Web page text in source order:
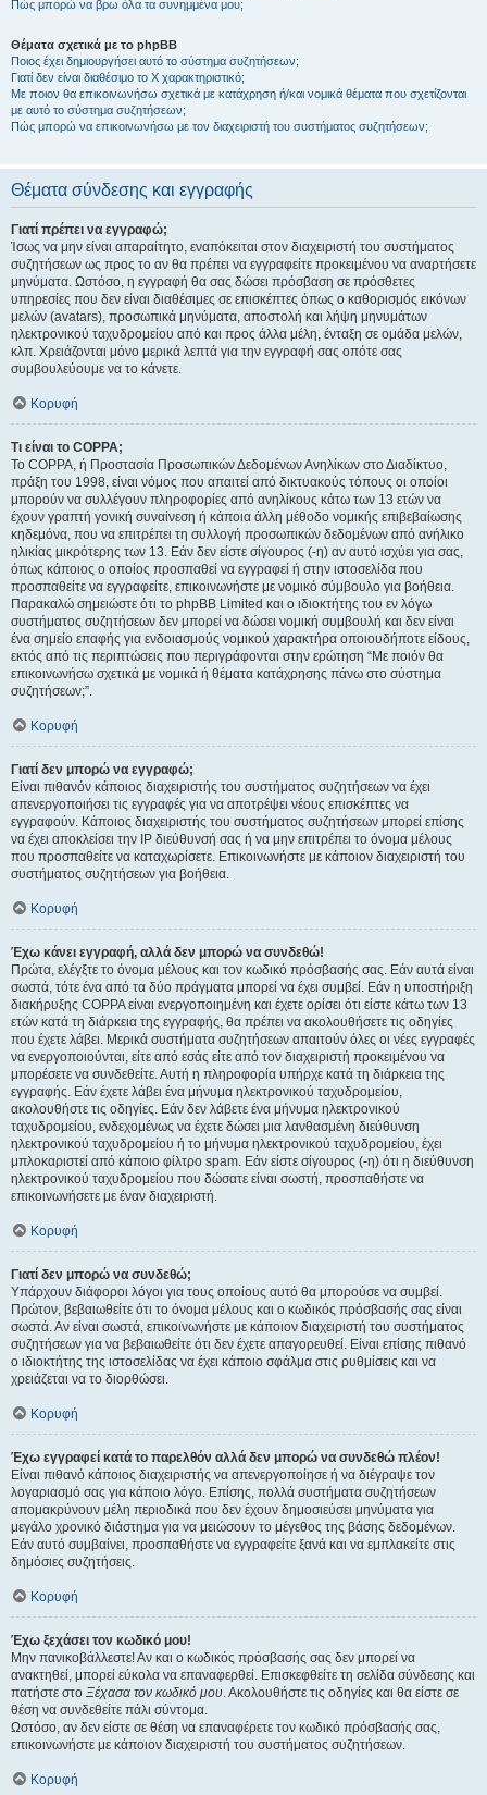
Πώς μπορώ να βρω όλα τα συνημμένα μου;
Θέματα σχετικά με το phpBB
Ποιος έχει δημιουργήσει αυτό το σύστημα συζητήσεων;
Γιατί δεν είναι διαθέσιμο το Χ χαρακτηριστικό;
Με ποιον θα επικοινωνήσω σχετικά με κατάχρηση ή/και νομικά θέματα που σχετίζονται
με αυτό το σύστημα συζητήσεων;
Πώς μπορώ να επικοινωνήσω με τον διαχειριστή του συστήματος συζητήσεων;
Θέματα σύνδεσης και εγγραφής
Γιατί πρέπει να εγγραφώ;
Ίσως να μην είναι απαραίτητο, εναπόκειται στον διαχειριστή του συστήματος
συζητήσεων ως προς το αν θα πρέπει να εγγραφείτε προκειμένου να αναρτήσετε
μηνύματα. Ωστόσο, η εγγραφή θα σας δώσει πρόσβαση σε πρόσθετες
υπηρεσίες που δεν είναι διαθέσιμες σε επισκέπτες όπως ο καθορισμός εικόνων
μελών (avatars), προσωπικά μηνύματα, αποστολή και λήψη μηνυμάτων
ηλεκτρονικού ταχυδρομείου από και προς άλλα μέλη, ένταξη σε ομάδα μελών,
κλπ. Χρειάζονται μόνο μερικά λεπτά για την εγγραφή σας οπότε σας
συμβουλεύουμε να το κάνετε.
Κορυφή
Τι είναι το COPPA;
Το COPPA, ή Προστασία Προσωπικών Δεδομένων Ανηλίκων στο Διαδίκτυο,
πράξη του 1998, είναι νόμος που απαιτεί από δικτυακούς τόπους οι οποίοι
μπορούν να συλλέγουν πληροφορίες από ανηλίκους κάτω των 13 ετών να
έχουν γραπτή γονική συναίνεση ή κάποια άλλη μέθοδο νομικής επιβεβαίωσης
κηδεμόνα, που να επιτρέπει τη συλλογή προσωπικών δεδομένων από ανήλικο
ηλικίας μικρότερης των 13. Εάν δεν είστε σίγουρος (-η) αν αυτό ισχύει για σας,
όπως κάποιος ο οποίος προσπαθεί να εγγραφεί ή στην ιστοσελίδα που
προσπαθείτε να εγγραφείτε, επικοινωνήστε με νομικό σύμβουλο για βοήθεια.
Παρακαλώ σημειώστε ότι το phpBB Limited και ο ιδιοκτήτης του εν λόγω
συστήματος συζητήσεων δεν μπορεί να δώσει νομική συμβουλή και δεν είναι
ένα σημείο επαφής για ενδοιασμούς νομικού χαρακτήρα οποιουδήποτε είδους,
εκτός από τις περιπτώσεις που περιγράφονται στην ερώτηση “Με ποιόν θα
επικοινωνήσω σχετικά με νομικά ή θέματα κατάχρησης πάνω στο σύστημα
συζητήσεων;”.
Κορυφή
Γιατί δεν μπορώ να εγγραφώ;
Είναι πιθανόν κάποιος διαχειριστής του συστήματος συζητήσεων να έχει
απενεργοποιήσει τις εγγραφές για να αποτρέψει νέους επισκέπτες να
εγγραφούν. Κάποιος διαχειριστής του συστήματος συζητήσεων μπορεί επίσης
να έχει αποκλείσει την IP διεύθυνσή σας ή να μην επιτρέπει το όνομα μέλους
που προσπαθείτε να καταχωρίσετε. Επικοινωνήστε με κάποιον διαχειριστή του
συστήματος συζητήσεων για βοήθεια.
Κορυφή
Έχω κάνει εγγραφή, αλλά δεν μπορώ να συνδεθώ!
Πρώτα, ελέγξτε το όνομα μέλους και τον κωδικό πρόσβασής σας. Εάν αυτά είναι
σωστά, τότε ένα από τα δύο πράγματα μπορεί να έχει συμβεί. Εάν η υποστήριξη
διακήρυξης COPPA είναι ενεργοποιημένη και έχετε ορίσει ότι είστε κάτω των 13
ετών κατά τη διάρκεια της εγγραφής, θα πρέπει να ακολουθήσετε τις οδηγίες
που έχετε λάβει. Μερικά συστήματα συζητήσεων απαιτούν όλες οι νέες εγγραφές
να ενεργοποιούνται, είτε από εσάς είτε από τον διαχειριστή προκειμένου να
μπορέσετε να συνδεθείτε. Αυτή η πληροφορία υπήρχε κατά τη διάρκεια της
εγγραφής. Εάν έχετε λάβει ένα μήνυμα ηλεκτρονικού ταχυδρομείου,
ακολουθήστε τις οδηγίες. Εάν δεν λάβετε ένα μήνυμα ηλεκτρονικού
ταχυδρομείου, ενδεχομένως να έχετε δώσει μια λανθασμένη διεύθυνση
ηλεκτρονικού ταχυδρομείου ή το μήνυμα ηλεκτρονικού ταχυδρομείου, έχει
μπλοκαριστεί από κάποιο φίλτρο spam. Εάν είστε σίγουρος (-η) ότι η διεύθυνση
ηλεκτρονικού ταχυδρομείου που δώσατε είναι σωστή, προσπαθήστε να
επικοινωνήσετε με έναν διαχειριστή.
Κορυφή
Γιατί δεν μπορώ να συνδεθώ;
Υπάρχουν διάφοροι λόγοι για τους οποίους αυτό θα μπορούσε να συμβεί.
Πρώτον, βεβαιωθείτε ότι το όνομα μέλους και ο κωδικός πρόσβασής σας είναι
σωστά. Αν είναι σωστά, επικοινωνήστε με κάποιον διαχειριστή του συστήματος
συζητήσεων για να βεβαιωθείτε ότι δεν έχετε απαγορευθεί. Είναι επίσης πιθανό
ο ιδιοκτήτης της ιστοσελίδας να έχει κάποιο σφάλμα στις ρυθμίσεις και να
χρειάζεται να το διορθώσει.
Κορυφή
Έχω εγγραφεί κατά το παρελθόν αλλά δεν μπορώ να συνδεθώ πλέον!
Είναι πιθανό κάποιος διαχειριστής να απενεργοποίησε ή να διέγραψε τον
λογαριασμό σας για κάποιο λόγο. Επίσης, πολλά συστήματα συζητήσεων
απομακρύνουν μέλη περιοδικά που δεν έχουν δημοσιεύσει μηνύματα για
μεγάλο χρονικό διάστημα για να μειώσουν το μέγεθος της βάσης δεδομένων.
Εάν αυτό συμβαίνει, προσπαθήστε να εγγραφείτε ξανά και να εμπλακείτε στις
δημόσιες συζητήσεις.
Κορυφή
Έχω ξεχάσει τον κωδικό μου!
Μην πανικοβάλλεστε! Αν και ο κωδικός πρόσβασής σας δεν μπορεί να
ανακτηθεί, μπορεί εύκολα να επαναφερθεί. Επισκεφθείτε τη σελίδα σύνδεσης και
πατήστε στο Ξέχασα τον κωδικό μου. Ακολουθήστε τις οδηγίες και θα είστε σε
θέση να συνδεθείτε πάλι σύντομα.
Ωστόσο, αν δεν είστε σε θέση να επαναφέρετε τον κωδικό πρόσβασής σας,
επικοινωνήστε με κάποιον διαχειριστή του συστήματος συζητήσεων.
Κορυφή